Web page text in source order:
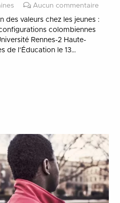
Aucun commentaire
des valeurs chez les jeunes :
colombiennes
Rennes-2 Haute-
de l’Éducation le 13…